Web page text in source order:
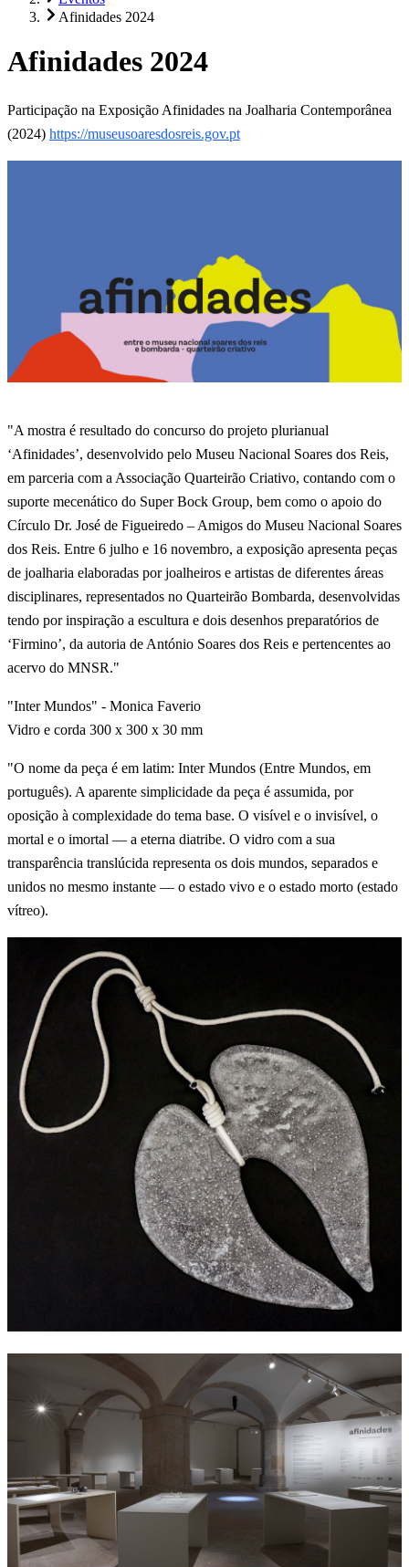
Afinidades 2024
Afinidades 2024
Participação na Exposição Afinidades na Joalharia Contemporânea
(2024) https://museusoaresdosreis.gov.pt
"A mostra é resultado do concurso do projeto plurianual
‘Afinidades’, desenvolvido pelo Museu Nacional Soares dos Reis,
em parceria com a Associação Quarteirão Criativo, contando com o
suporte mecenático do Super Bock Group, bem como o apoio do
Círculo Dr. José de Figueiredo – Amigos do Museu Nacional Soares
dos Reis. Entre 6 julho e 16 novembro, a exposição apresenta peças
de joalharia elaboradas por joalheiros e artistas de diferentes áreas
disciplinares, representados no Quarteirão Bombarda, desenvolvidas
tendo por inspiração a escultura e dois desenhos preparatórios de
‘Firmino’, da autoria de António Soares dos Reis e pertencentes ao
acervo do MNSR."
"Inter Mundos" - Monica Faverio
Vidro e corda 300 x 300 x 30 mm
"O nome da peça é em latim: Inter Mundos (Entre Mundos, em
português). A aparente simplicidade da peça é assumida, por
oposição à complexidade do tema base. O visível e o invisível, o
mortal e o imortal — a eterna diatribe. O vidro com a sua
transparência translúcida representa os dois mundos, separados e
unidos no mesmo instante — o estado vivo e o estado morto (estado
vítreo).